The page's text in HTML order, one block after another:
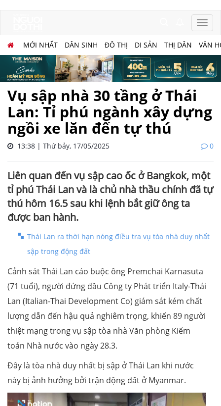
MỚI NHẤT DÂN SINH ĐÔ THỊ DI SẢN THỊ DÂN VĂN
Vụ sập nhà 30 tầng ở Thái
Lan: Tỉ phú ngành xây dựng
ngồi xe lăn đến tự thú
13:38 | Thứ bảy, 17/05/2025 0
Liên quan đến vụ sập cao ốc ở Bangkok, một
tỉ phú Thái Lan và là chủ nhà thầu chính đã tự
thú hôm 16.5 sau khi lệnh bắt giữ ông ta
được ban hành.
Thái Lan ra thời hạn nóng điều tra vụ tòa nhà duy nhất
sập trong động đất
Cảnh sát Thái Lan cáo buộc ông Premchai Karnasuta
(71 tuổi), người đứng đầu Công ty Phát triển Italy-Thái
Lan (Italian-Thai Development Co) giám sát kém chất
lượng dẫn đến hậu quả nghiêm trọng, khiến 89 người
thiệt mạng trong vụ sập tòa nhà Văn phòng Kiểm
toán Nhà nước vào ngày 28.3.
Đây là tòa nhà duy nhất bị sập ở Thái Lan khi nước
này bị ảnh hưởng bởi trận động đất ở Myanmar.